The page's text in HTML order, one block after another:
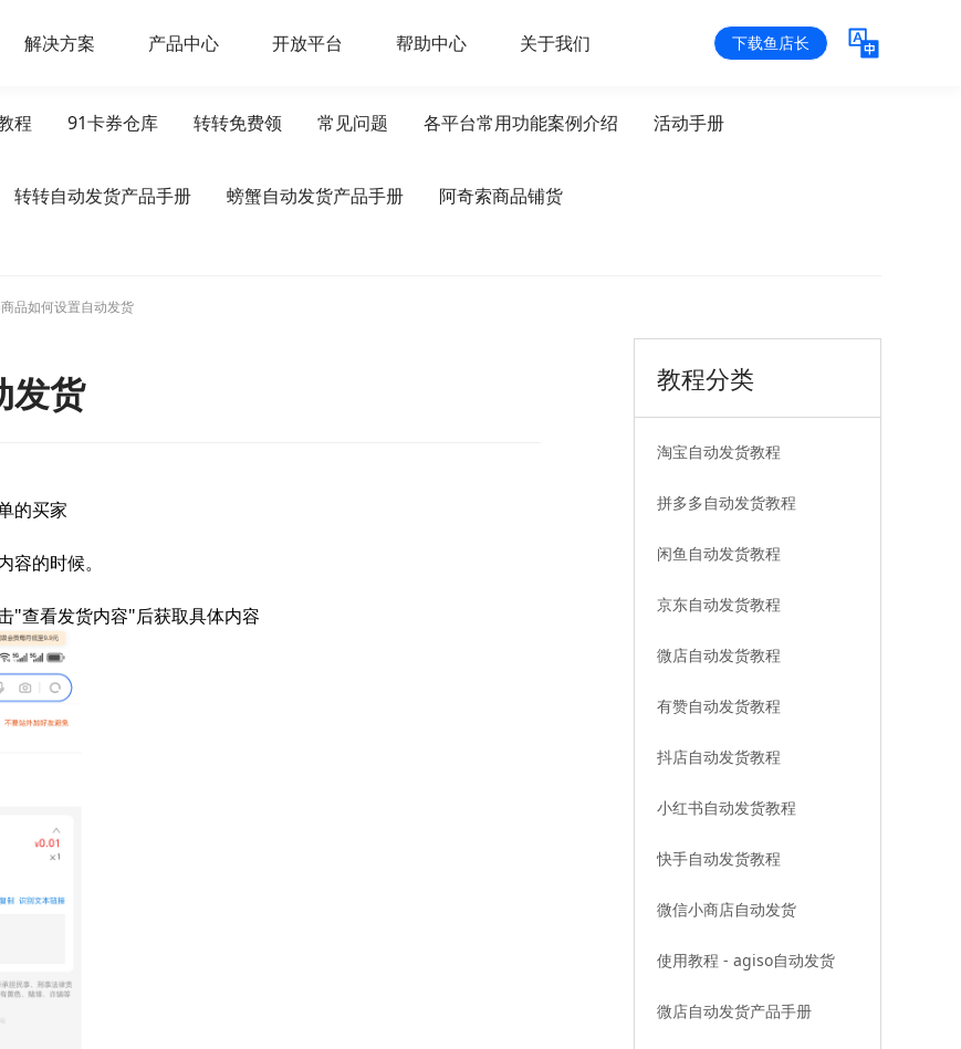
解决方案 产品中心 开放平台 帮助中心 关于我们 下载鱼店长
程 91卡券仓库 转转免费领 常见问题 各平台常用功能案例介绍 活动手册
转转自动发货产品手册 螃蟹自动发货产品手册 阿奇索商品铺货
品如何设置自动发货
发货
的买家
的时候。
"查看发货内容"后获取具体内容
教程分类
淘宝自动发货教程
拼多多自动发货教程
闲鱼自动发货教程
京东自动发货教程
微店自动发货教程
有赞自动发货教程
抖店自动发货教程
小红书自动发货教程
快手自动发货教程
微信小商店自动发货
使用教程 - agiso自动发货
微店自动发货产品手册